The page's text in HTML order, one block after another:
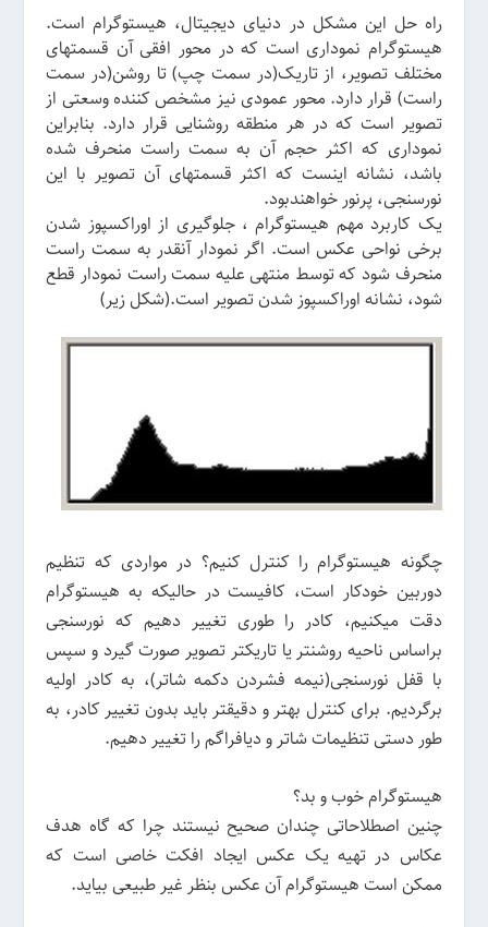
راه حل این مشکل در دنیای دیجیتال، هیستوگرام است.
هیستوگرام نموداری است که در محور افقی آن قسمتهای
مختلف تصویر، از تاریک(در سمت چپ) تا روشن(در سمت
راست) قرار دارد. محور عمودی نیز مشخص کننده وسعتی از
تصویر است که در هر منطقه روشنایی قرار دارد. بنابراین
نموداری که اکثر حجم آن به سمت راست منحرف شده
باشد، نشانه اینست که اکثر قسمتهای آن تصویر با این
نورسنجی، پرنور خواهندبود.
یک کاربرد مهم هیستوگرام ، جلوگیری از اوراکسپوز شدن
برخی نواحی عکس است. اگر نمودار آنقدر به سمت راست
منحرف شود که توسط منتهی علیه سمت راست نمودار قطع
شود، نشانه اوراکسپوز شدن تصویر است.(شکل زیر)
چگونه هیستوگرام را کنترل کنیم؟ در مواردی که تنظیم
دوربین خودکار است، کافیست در حالیکه به هیستوگرام
دقت میکنیم، کادر را طوری تغییر دهیم که نورسنجی
براساس ناحیه روشنتر یا تاریکتر تصویر صورت گیرد و سپس
با قفل نورسنجی(نیمه فشردن دکمه شاتر)، به کادر اولیه
برگردیم. برای کنترل بهتر و دقیقتر باید بدون تغییر کادر، به
طور دستی تنظیمات شاتر و دیافراگم را تغییر دهیم.
هیستوگرام خوب و بد؟
چنین اصطلاحاتی چندان صحیح نیستند چرا که گاه هدف
عکاس در تهیه یک عکس ایجاد افکت خاصی است که
ممکن است هیستوگرام آن عکس بنظر غیر طبیعی بیاید.